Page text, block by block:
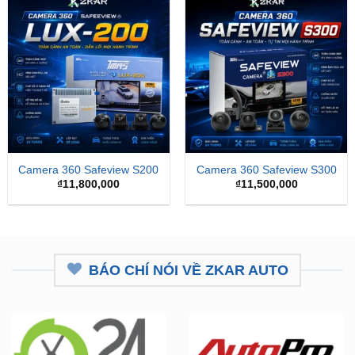
Camera 360 Safeview S200
₫11,800,000
Camera 360 Safeview S300
₫11,500,000
BÁO CHÍ NÓI VỀ ZKAR AUTO